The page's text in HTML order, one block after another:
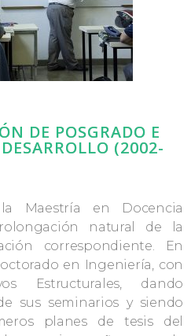
DE POSGRADO E
(2002-
Maestría en Docencia
natural de la
correspondiente. En
en Ingeniería, con
Estructurales, dando
sus seminarios y siendo
planes de tesis del